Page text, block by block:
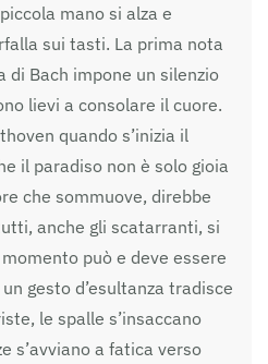
mano si alza e
sui tasti. La prima nota
Bach impone un silenzio
lievi a consolare il cuore.
quando s’inizia il
il paradiso non è solo gioia
che sommuove, direbbe
anche gli scatarranti, si
può e deve essere
gesto d’esultanza tradisce
le spalle s’insaccano
s’avviano a fatica verso